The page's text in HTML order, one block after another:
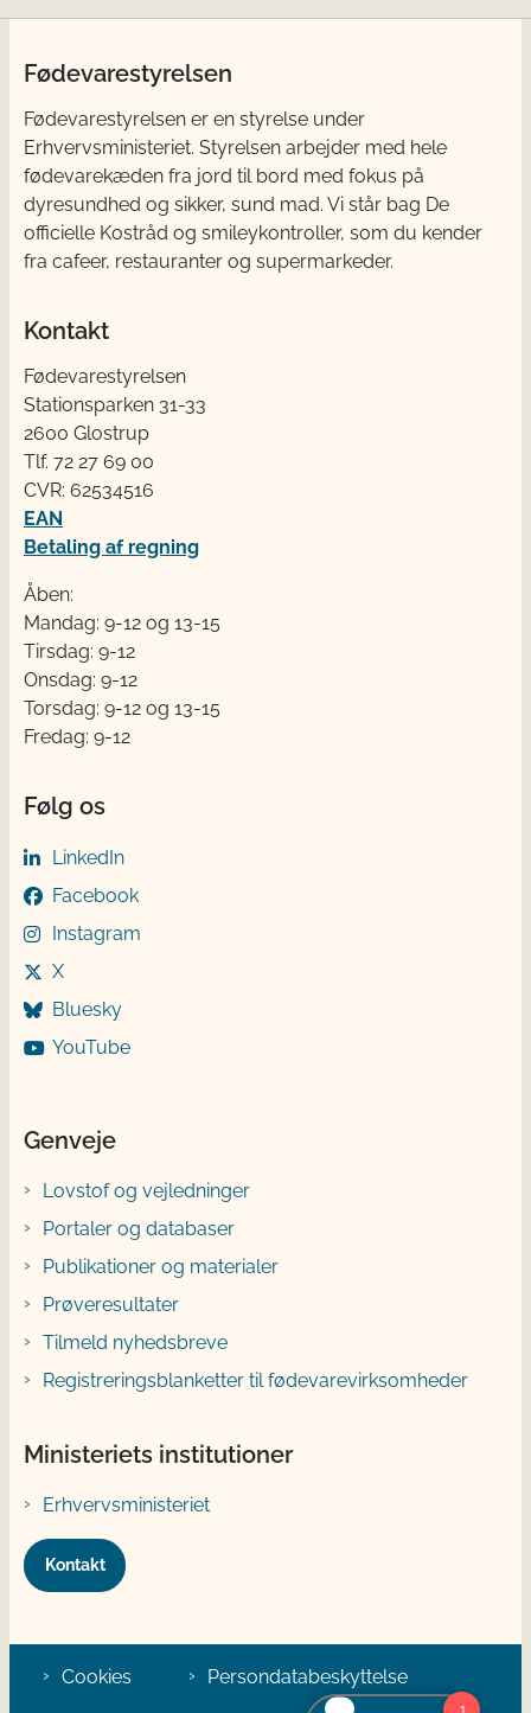
Fødevarestyrelsen
Fødevarestyrelsen er en styrelse under
Erhvervsministeriet. Styrelsen arbejder med hele
fødevarekæden fra jord til bord med fokus på
dyresundhed og sikker, sund mad. Vi står bag De
officielle Kostråd og smileykontroller, som du kender
fra cafeer, restauranter og supermarkeder.
Kontakt
Fødevarestyrelsen
Stationsparken 31-33
2600 Glostrup
Tlf. 72 2​​​7 69 00
CVR: 62534516
EAN
Betaling af regning
Åben:
Mandag: 9-12 og 13-15
Tirsdag: 9-12
Onsdag: 9-12
Torsdag: 9-12 og 13-15
Fredag: 9-12
Følg os
LinkedIn
Facebook
Instagram
X
Bluesky
YouTube
Genveje
Lovstof og vejledninger
Portaler og databaser
Publikationer og materialer
Prøveresultater
Tilmeld nyhedsbreve
Registreringsblanketter til fødevarevirksomheder
Ministeriets institutioner
Erhvervsministeriet
Kontakt
Cookies Persondatabeskyttelse